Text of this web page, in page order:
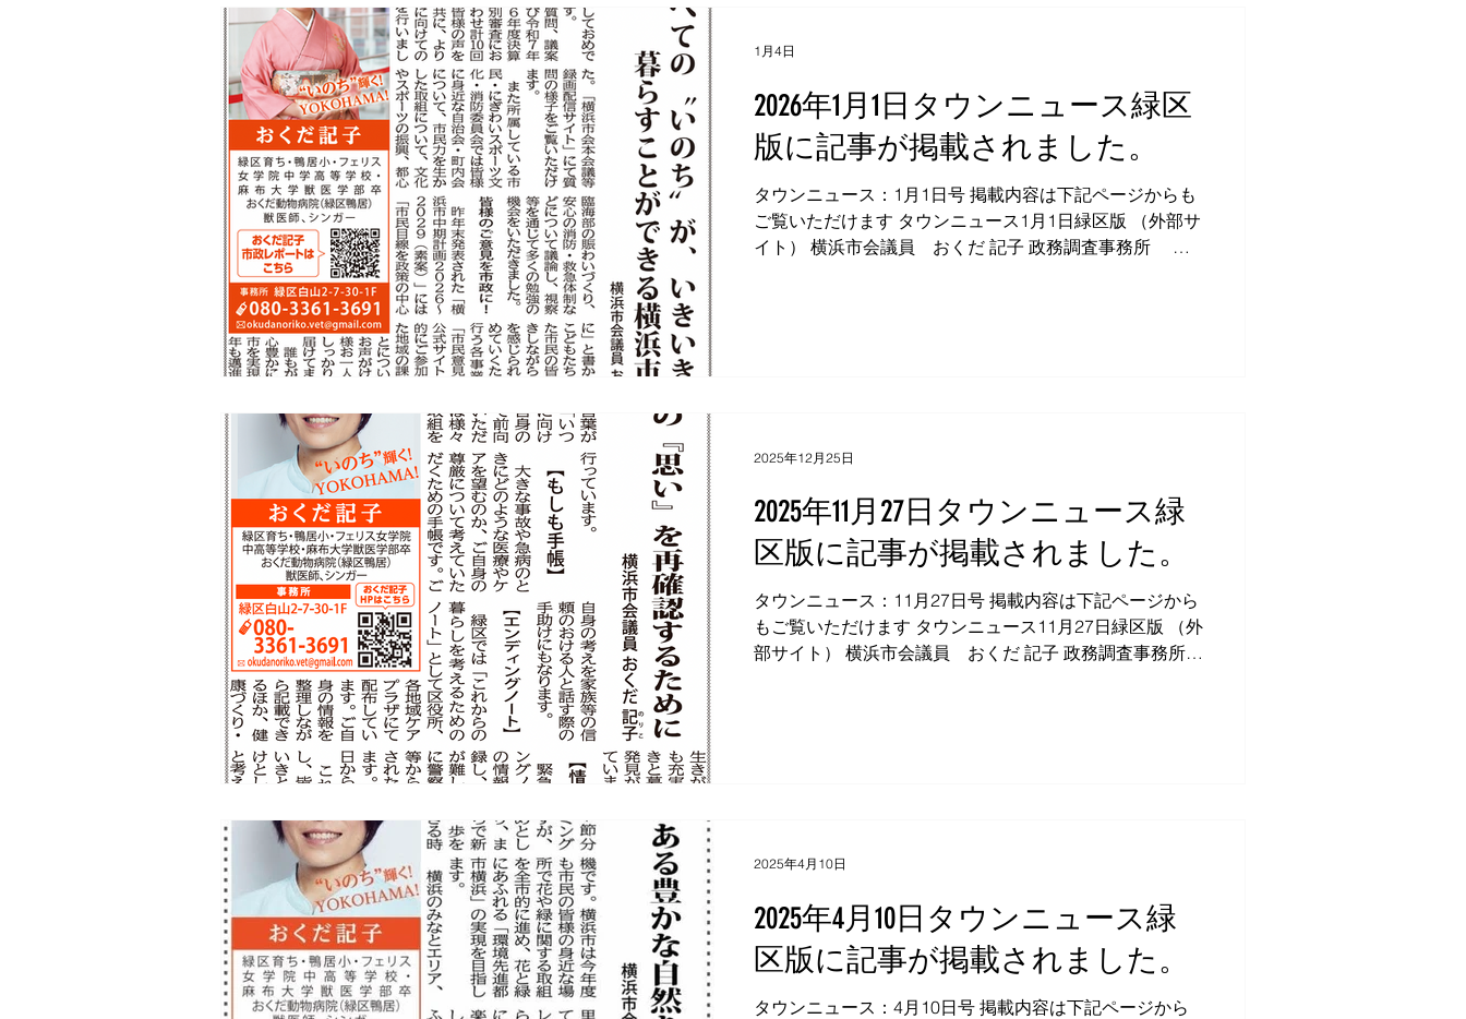
2026年1月1日タウンニュース緑区
版に記事が掲載されました。
タウンニュース：1月1日号 掲載内容は下記ページからも
ご覧いただけます タウンニュース1月1日緑区版 （外部サ
イト） 横浜市会議員 おくだ 記子 政務調査事務所 〒
1月4日
2025年11月27日タウンニュース緑
区版に記事が掲載されました。
タウンニュース：11月27日号 掲載内容は下記ページから
もご覧いただけます タウンニュース11月27日緑区版 （外
部サイト） 横浜市会議員 おくだ 記子 政務調査事務所
2025年12月25日
2025年4月10日タウンニュース緑
区版に記事が掲載されました。
タウンニュース：4月10日号 掲載内容は下記ページから
2025年4月10日